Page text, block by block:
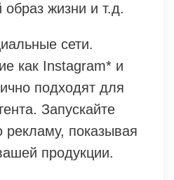
жизни и т.д.
сети.
как Instagram* и
подходят для
Запускайте
рекламу, показывая
продукции.